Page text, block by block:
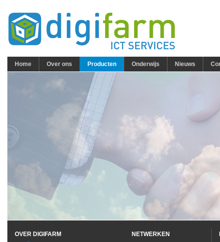
Home Over ons Producten Onderwijs Nieuws
OVER DIGIFARM
NETWERKEN